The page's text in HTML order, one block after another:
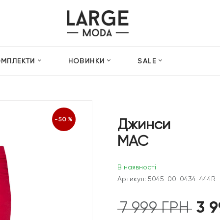
НОВИНКИ SALE
-50%
Джинси
MAC
В наявності
Артикул: 5045-00-0434-444R
7 999ГРН 3